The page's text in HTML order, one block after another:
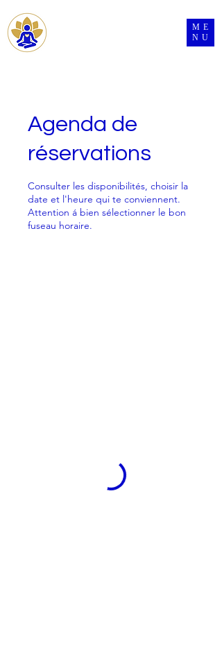
ME
NU
Agenda de
réservations
Consulter les disponibilités, choisir la
date et l'heure qui te conviennent.
Attention á bien sélectionner le bon
fuseau horaire.